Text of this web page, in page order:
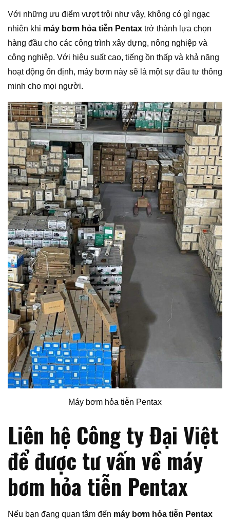
Với những ưu điểm vượt trội như vậy, không có gì ngạc
nhiên khi máy bơm hỏa tiễn Pentax trở thành lựa chọn
hàng đầu cho các công trình xây dựng, nông nghiệp và
công nghiệp. Với hiệu suất cao, tiếng ồn thấp và khả năng
hoạt động ổn định, máy bơm này sẽ là một sự đầu tư thông
minh cho mọi người.
Máy bơm hỏa tiễn Pentax
Liên hệ Công ty Đại Việt
để được tư vấn về máy
bơm hỏa tiễn Pentax
Nếu bạn đang quan tâm đến máy bơm hỏa tiễn Pentax